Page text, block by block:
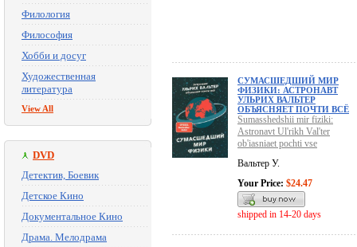
Филология
Философия
Хобби и досуг
Художественная
литература
View All
DVD
Детектив, Боевик
Детское Кино
Документальное Кино
Драма. Мелодрама
СУМАСШЕДШИЙ МИР
ФИЗИКИ: АСТРОНАВТ
УЛЬРИХ ВАЛЬТЕР
ОБЪЯСНЯЕТ ПОЧТИ ВСЁ
Sumasshedshii mir fiziki:
Astronavt Ul'rikh Val'ter
ob'iasniaet pochti vse
Вальтер У.
Your Price: $24.47
shipped in 14-20 days